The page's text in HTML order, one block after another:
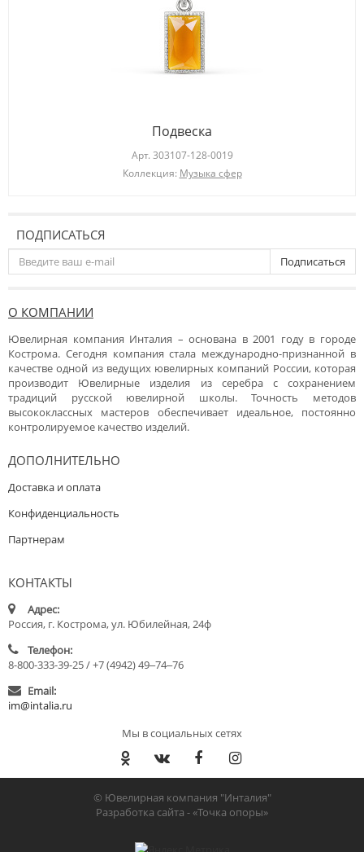
Подвеска
Арт. 303107-128-0019
Коллекция: Музыка сфер
ПОДПИСАТЬСЯ
Подписаться
О КОМПАНИИ
Ювелирная компания Инталия – основана в 2001 году в городе
Кострома. Сегодня компания стала международно-признанной в
качестве одной из ведущих ювелирных компаний России, которая
производит Ювелирные изделия из серебра с сохранением
традиций русской ювелирной школы. Точность методов
высококлассных мастеров обеспечивает идеальное, постоянно
контролируемое качество изделий.
ДОПОЛНИТЕЛЬНО
Доставка и оплата
Конфиденциальность
Партнерам
КОНТАКТЫ
Адрес:
Россия, г. Кострома, ул. Юбилейная, 24ф
Телефон:
8-800-333-39-25 / +7 (4942) 49‒74‒76
Email:
im@intalia.ru
Мы в социальных сетях
© Ювелирная компания "Инталия"
Разработка сайта -«Точка опоры»